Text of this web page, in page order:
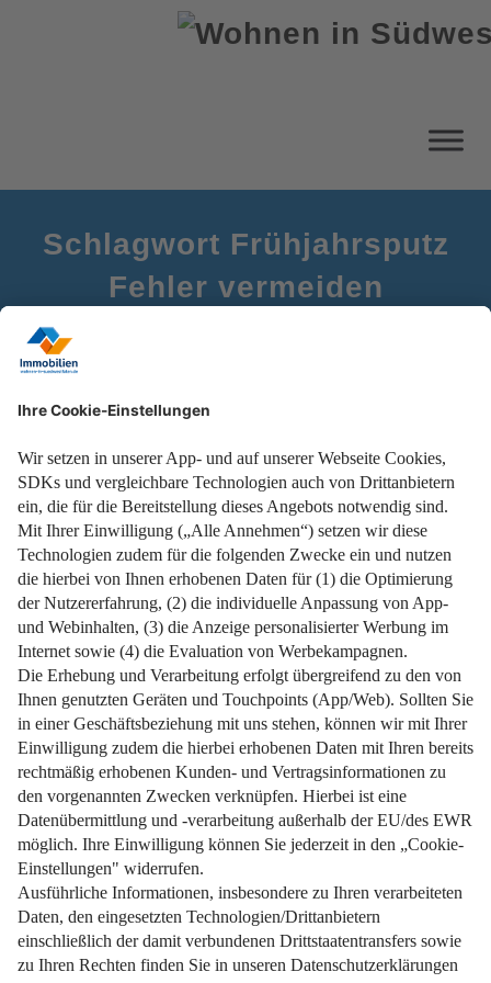
Schlagwort Frühjahrsputz
Fehler vermeiden
Organisiert und sauber in den Frühling.
Weiterlesen
Impressum Datenschutz Nutzungsbedingungen
Pflichtinformationen AGB Über uns Bildquellen
Barrierefreiheit Widerrufsformular
Cookie-Einstellungen